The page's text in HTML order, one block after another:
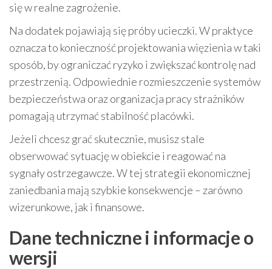
się w realne zagrożenie.
Na dodatek pojawiają się próby ucieczki. W praktyce
oznacza to konieczność projektowania więzienia w taki
sposób, by ograniczać ryzyko i zwiększać kontrolę nad
przestrzenią. Odpowiednie rozmieszczenie systemów
bezpieczeństwa oraz organizacja pracy strażników
pomagają utrzymać stabilność placówki.
Jeżeli chcesz grać skutecznie, musisz stale
obserwować sytuację w obiekcie i reagować na
sygnały ostrzegawcze. W tej strategii ekonomicznej
zaniedbania mają szybkie konsekwencje – zarówno
wizerunkowe, jak i finansowe.
Dane techniczne i informacje o
wersji